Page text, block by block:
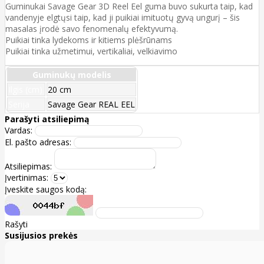
Guminukai Savage Gear 3D Reel Eel guma buvo sukurta taip, kad
vandenyje elgtųsi taip, kad ji puikiai imituotų gyvą ungurį – šis
masalas įrodė savo fenomenalų efektyvumą.
Puikiai tinka lydekoms ir kitiems plėšrūnams
Puikiai tinka užmetimui, vertikaliai, velkiavimo
Guminukų modelis
20 cm
Savage Gear REAL EEL
Parašyti atsiliepimą
Vardas:
El. pašto adresas:
Atsiliepimas:
Įvertinimas:
Įveskite saugos kodą:
Rašyti
Susijusios prekės